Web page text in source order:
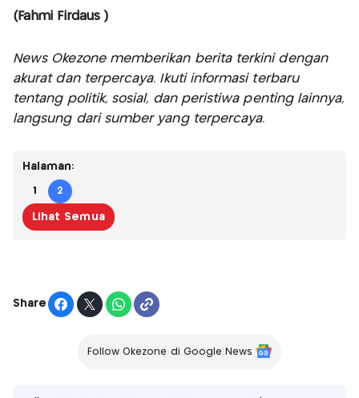
(Fahmi Firdaus )
News Okezone memberikan berita terkini dengan
akurat dan terpercaya. Ikuti informasi terbaru
tentang politik, sosial, dan peristiwa penting lainnya,
langsung dari sumber yang terpercaya.
Halaman:
1 2
Lihat Semua
Share
Follow Okezone di Google News